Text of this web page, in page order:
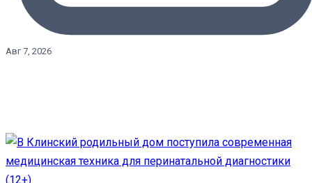
Авг 7, 2026